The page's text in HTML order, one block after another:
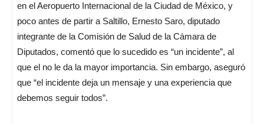
en el Aeropuerto Internacional de la Ciudad de México, y
poco antes de partir a Saltillo, Ernesto Saro, diputado
integrante de la Comisión de Salud de la Cámara de
Diputados, comentó que lo sucedido es “un incidente”, al
que el no le da la mayor importancia. Sin embargo, aseguró
que “el incidente deja un mensaje y una experiencia que
debemos seguir todos”.